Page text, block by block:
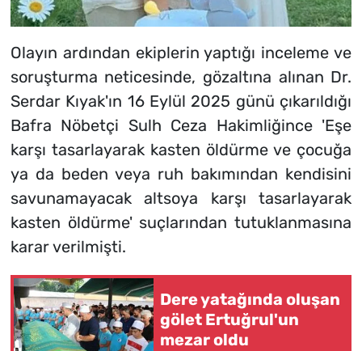
Olayın ardından ekiplerin yaptığı inceleme ve
soruşturma neticesinde, gözaltına alınan Dr.
Serdar Kıyak'ın 16 Eylül 2025 günü çıkarıldığı
Bafra Nöbetçi Sulh Ceza Hakimliğince 'Eşe
karşı tasarlayarak kasten öldürme ve çocuğa
ya da beden veya ruh bakımından kendisini
savunamayacak altsoya karşı tasarlayarak
kasten öldürme' suçlarından tutuklanmasına
karar verilmişti.
Dere yatağında oluşan
gölet Ertuğrul'un
mezar oldu